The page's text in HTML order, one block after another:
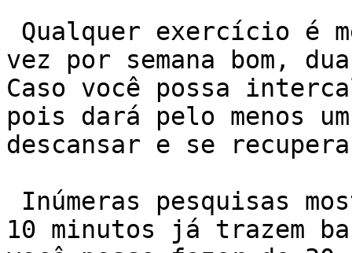
vez por semana bom,
Caso você possa
pois dará pelo menos
descansar e se
10 minutos já trazem